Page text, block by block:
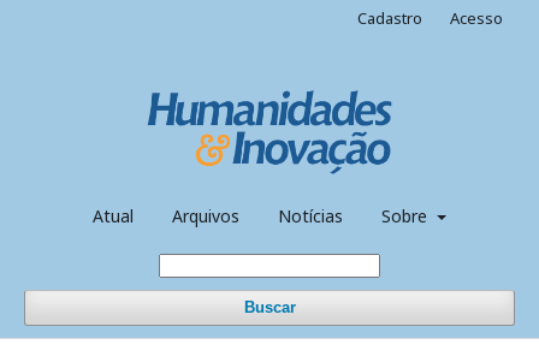
Atual Arquivos Notícias Sobre
Buscar
Cadastro Acesso